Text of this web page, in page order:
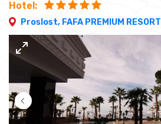
Hotel:
Proslost, FAFA PREMIUM RESORT